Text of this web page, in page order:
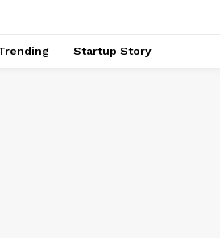
Startup Story